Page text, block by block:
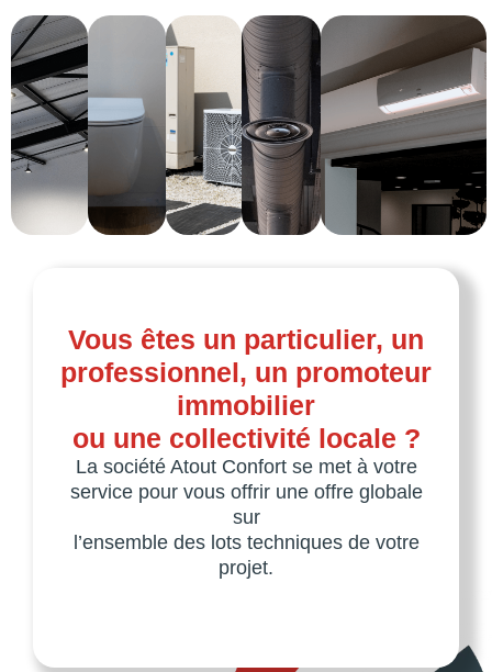
Vous êtes un particulier, un
professionnel, un promoteur
immobilier
ou une collectivité locale ?
La société Atout Confort se met à votre
service pour vous offrir une offre globale
sur
l’ensemble des lots techniques de votre
projet.